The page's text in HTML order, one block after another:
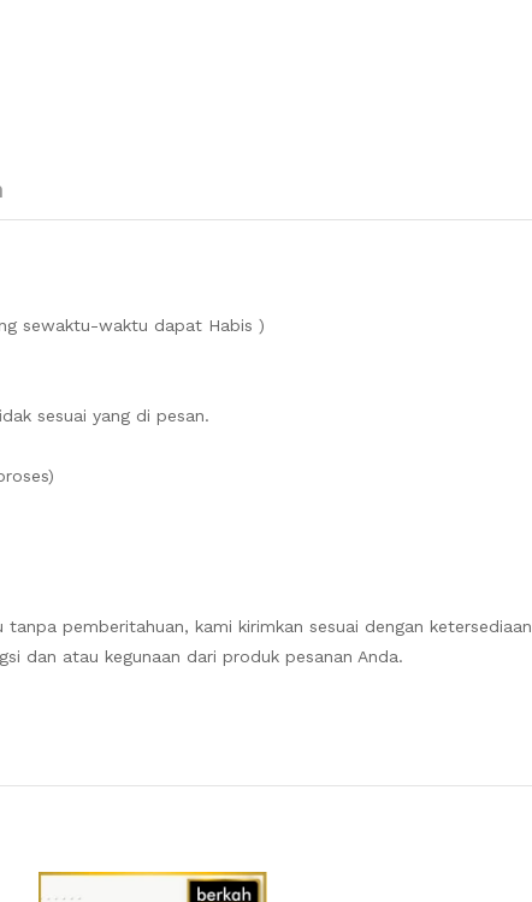
sewaktu-waktu dapat Habis )
sesuai yang di pesan.
pemberitahuan, kami kirimkan sesuai dengan ketersediaan
dan atau kegunaan dari produk pesanan Anda.